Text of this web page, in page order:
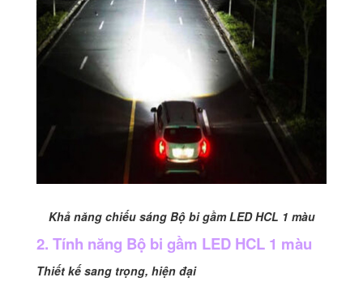
Khả năng chiếu sáng Bộ bi gầm LED HCL 1 màu
2. Tính năng Bộ bi gầm LED HCL 1 màu
Thiết kế sang trọng, hiện đại